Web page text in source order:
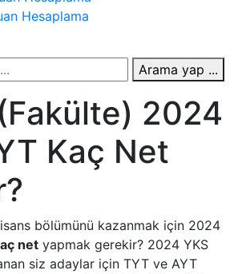
Hesaplama
Arama yap ...
2024
Kaç Net
bölümünü kazanmak için 2024
net yapmak gerekir? 2024 YKS
siz adaylar için TYT ve AYT